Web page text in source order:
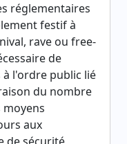
réglementaires
festif à
rave ou free-
de
l'ordre public lié
du nombre
aux